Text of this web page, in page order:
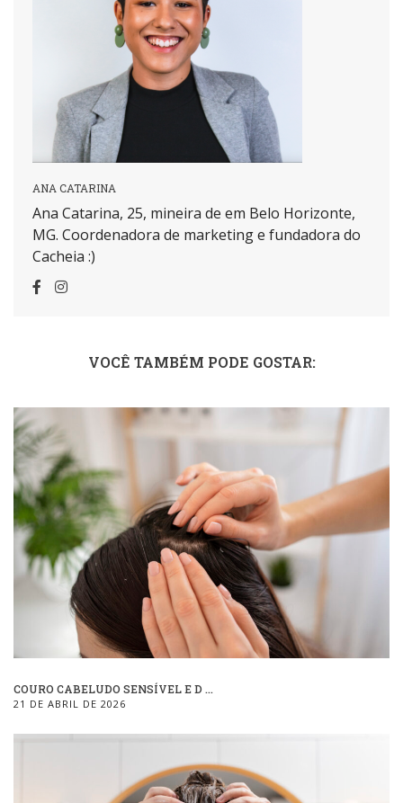
ANA CATARINA
Ana Catarina, 25, mineira de em Belo Horizonte,
MG. Coordenadora de marketing e fundadora do
Cacheia :)
VOCÊ TAMBÉM PODE GOSTAR:
COURO CABELUDO SENSÍVEL E D ...
21 DE ABRIL DE 2026